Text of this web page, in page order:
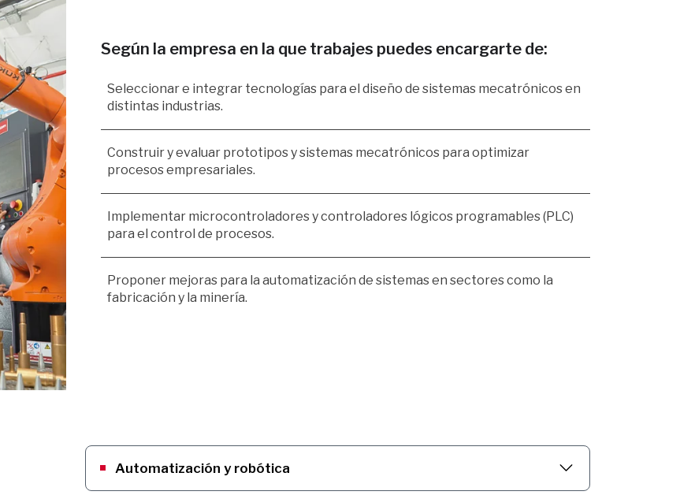
Según la empresa en la que trabajes puedes encargarte de:
Seleccionar e integrar tecnologías para el diseño de sistemas mecatrónicos en
distintas industrias.
Construir y evaluar prototipos y sistemas mecatrónicos para optimizar
procesos empresariales.
Implementar microcontroladores y controladores lógicos programables (PLC)
para el control de procesos.
Proponer mejoras para la automatización de sistemas en sectores como la
fabricación y la minería.
Automatización y robótica